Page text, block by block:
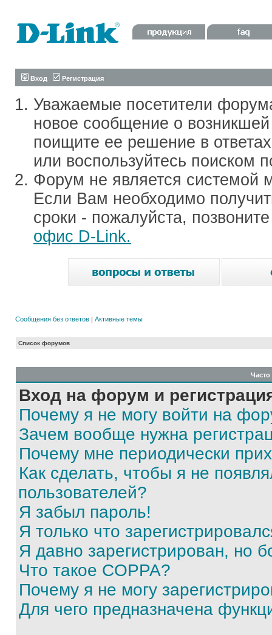
Вход Регистрация
Уважаемые посетители
новое сообщение о
поищите ее решение в
или воспользуйтесь поиском
Форум не является системой
Если Вам необходимо
сроки - пожалуйста,
офис D-Link.
Сообщения без ответов | Активные темы
Список форумов
Вход на форум и
Почему я не могу войти на
Зачем вообще нужна
Почему мне периодически
Как сделать, чтобы я не
пользователей?
Я забыл пароль!
Я только что
Я давно зарегистрирован, но
Что такое COPPA?
Почему я не могу
Для чего предназначена